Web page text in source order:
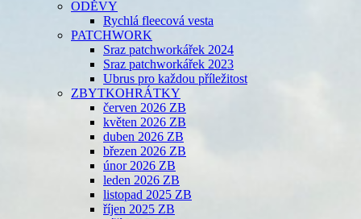
ODĚVY
Rychlá fleecová vesta
PATCHWORK
Sraz patchworkářek 2024
Sraz patchworkářek 2023
Ubrus pro každou příležitost
ZBYTKOHRÁTKY
červen 2026 ZB
květen 2026 ZB
duben 2026 ZB
březen 2026 ZB
únor 2026 ZB
leden 2026 ZB
listopad 2025 ZB
říjen 2025 ZB